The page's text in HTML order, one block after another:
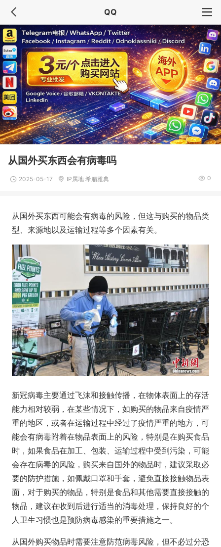
QQ
从国外买东西会有病毒吗
2025-05-17 IP属地 希腊雅典 0
从国外买东西可能会有病毒的风险，但这与购买的物品类
型、来源地以及运输过程等多个因素有关。
新冠病毒主要通过飞沫和接触传播，在物体表面上的存活
能力相对较弱，在某些情况下，如购买的物品来自疫情严
重的地区，或者在运输过程中经过了疫情严重的地方，可
能会有病毒附着在物品表面上的风险，特别是在购买食品
时，如果食品在加工、包装、运输过程中受到污染，可能
会存在病毒的风险，购买来自国外的物品时，建议采取必
要的防护措施，如佩戴口罩和手套，避免直接接触物品表
面，对于购买的物品，特别是食品和其他需要直接接触的
物品，建议在收到后进行适当的消毒处理，保持良好的个
人卫生习惯也是预防病毒感染的重要措施之一。
从国外购买物品时需要注意防范病毒风险，但不必过分恐